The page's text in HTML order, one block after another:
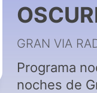
GRAN VIA
Programa
noches de